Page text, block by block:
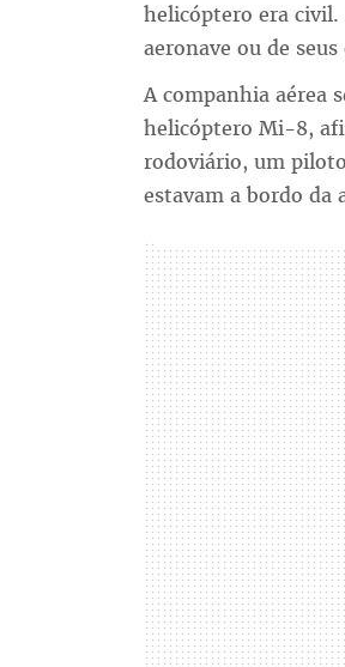
helicóptero era civil.
aeronave ou de
A companhia aérea
helicóptero Mi-8,
rodoviário, um
estavam a bordo da